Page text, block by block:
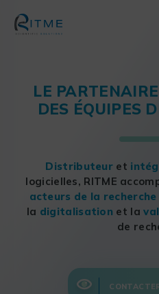
content
LE
DES ÉQUIPES
Distributeur et
logicielles, RITME
acteurs de la
la digitalisation et la
de